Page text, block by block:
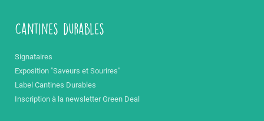
Cantines durables
Signataires
Exposition "Saveurs et Sourires"
Label Cantines Durables
Inscription à la newsletter Green Deal